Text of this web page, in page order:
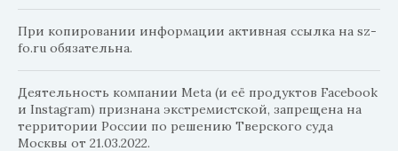
При копировании информации активная ссылка на sz-
fo.ru обязательна.
Деятельность компании Meta (и её продуктов Facebook
и Instagram) признана экстремистской, запрещена на
территории России по решению Тверского суда
Москвы от 21.03.2022.